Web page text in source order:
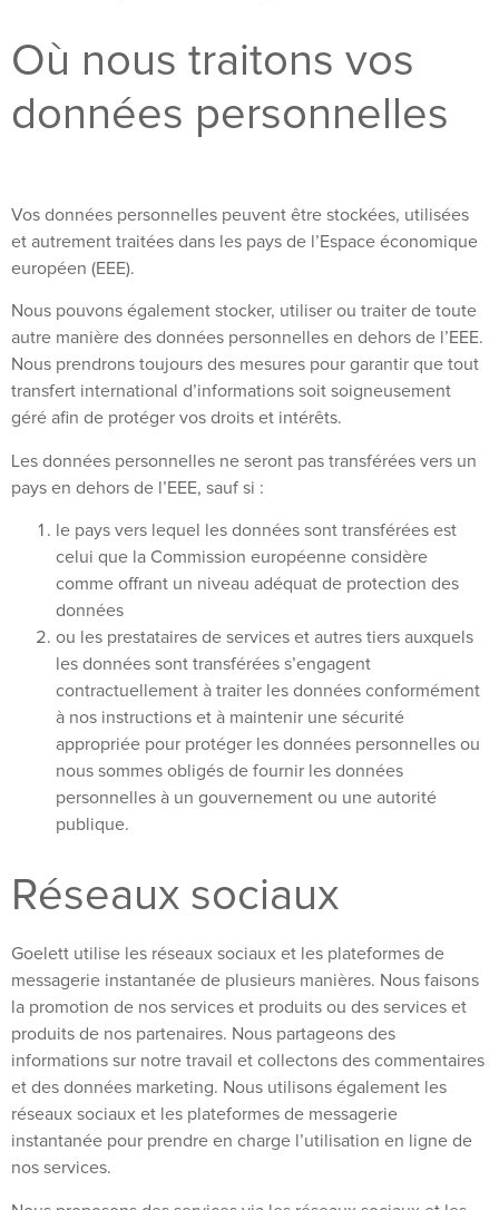
Où nous traitons vos
données personnelles
Vos données personnelles peuvent être stockées, utilisées
et autrement traitées dans les pays de l’Espace économique
européen (EEE).
Nous pouvons également stocker, utiliser ou traiter de toute
autre manière des données personnelles en dehors de l’EEE.
Nous prendrons toujours des mesures pour garantir que tout
transfert international d’informations soit soigneusement
géré afin de protéger vos droits et intérêts.
Les données personnelles ne seront pas transférées vers un
pays en dehors de l’EEE, sauf si :
le pays vers lequel les données sont transférées est
celui que la Commission européenne considère
comme offrant un niveau adéquat de protection des
données
ou les prestataires de services et autres tiers auxquels
les données sont transférées s’engagent
contractuellement à traiter les données conformément
à nos instructions et à maintenir une sécurité
appropriée pour protéger les données personnelles ou
nous sommes obligés de fournir les données
personnelles à un gouvernement ou une autorité
publique.
Réseaux sociaux
Goelett utilise les réseaux sociaux et les plateformes de
messagerie instantanée de plusieurs manières. Nous faisons
la promotion de nos services et produits ou des services et
produits de nos partenaires. Nous partageons des
informations sur notre travail et collectons des commentaires
et des données marketing. Nous utilisons également les
réseaux sociaux et les plateformes de messagerie
instantanée pour prendre en charge l’utilisation en ligne de
nos services.